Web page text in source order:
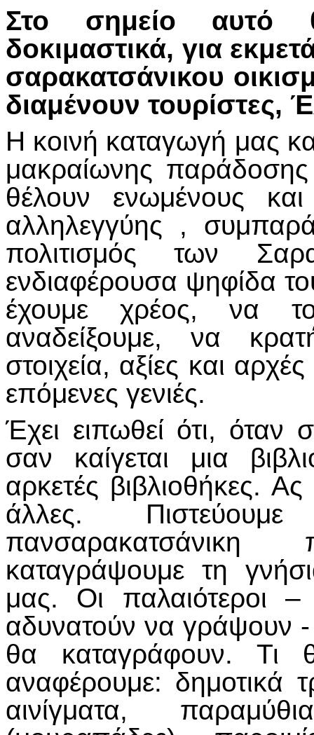
Στο σημείο αυτό
δοκιμαστικά, για
σαρακατσάνικου
διαμένουν τουρίστες,
Η κοινή καταγωγή μας
μακραίωνης
θέλουν ενωμένους
αλληλεγγύης ,
πολιτισμός των
ενδιαφέρουσα ψηφίδα
έχουμε χρέος, να
αναδείξουμε, να
στοιχεία, αξίες και
επόμενες γενιές.
Έχει ειπωθεί ότι, όταν
σαν καίγεται μια
αρκετές βιβλιοθήκες.
άλλες.
καταγράψουμε τη
μας. Οι παλαιότεροι
αδυνατούν να γράψουν -
θα καταγράφουν. Τι
αναφέρουμε: δημοτικά
αινίγματα,